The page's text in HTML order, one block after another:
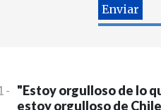
- "Estoy orgulloso de lo
estoy orgulloso de